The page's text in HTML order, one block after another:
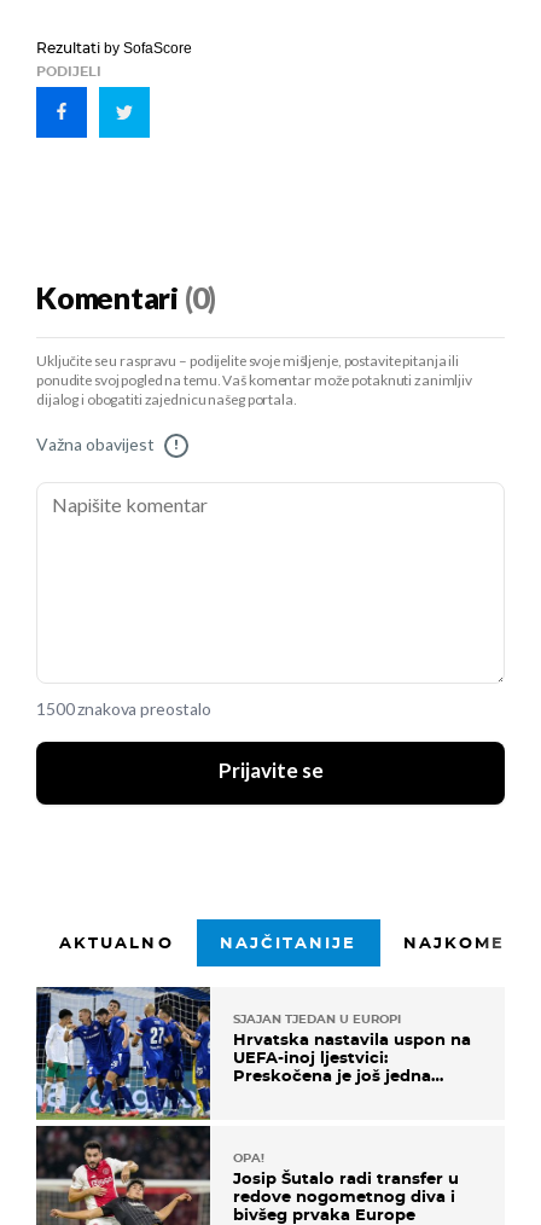
Rezultati by SofaScore
PODIJELI
Komentari (0)
Uključite se u raspravu – podijelite svoje mišljenje, postavite pitanja ili
ponudite svoj pogled na temu. Vaš komentar može potaknuti zanimljiv
dijalog i obogatiti zajednicu našeg portala.
Važna obavijest !
1500 znakova preostalo
Prijavite se
AKTUALNO NAJČITANIJE
SJAJAN TJEDAN U EUROPI
Hrvatska nastavila uspon na
UEFA-inoj ljestvici:
Preskočena je još jedna
OPA!
Josip Šutalo radi transfer u
redove nogometnog diva i
bivšeg prvaka Europe